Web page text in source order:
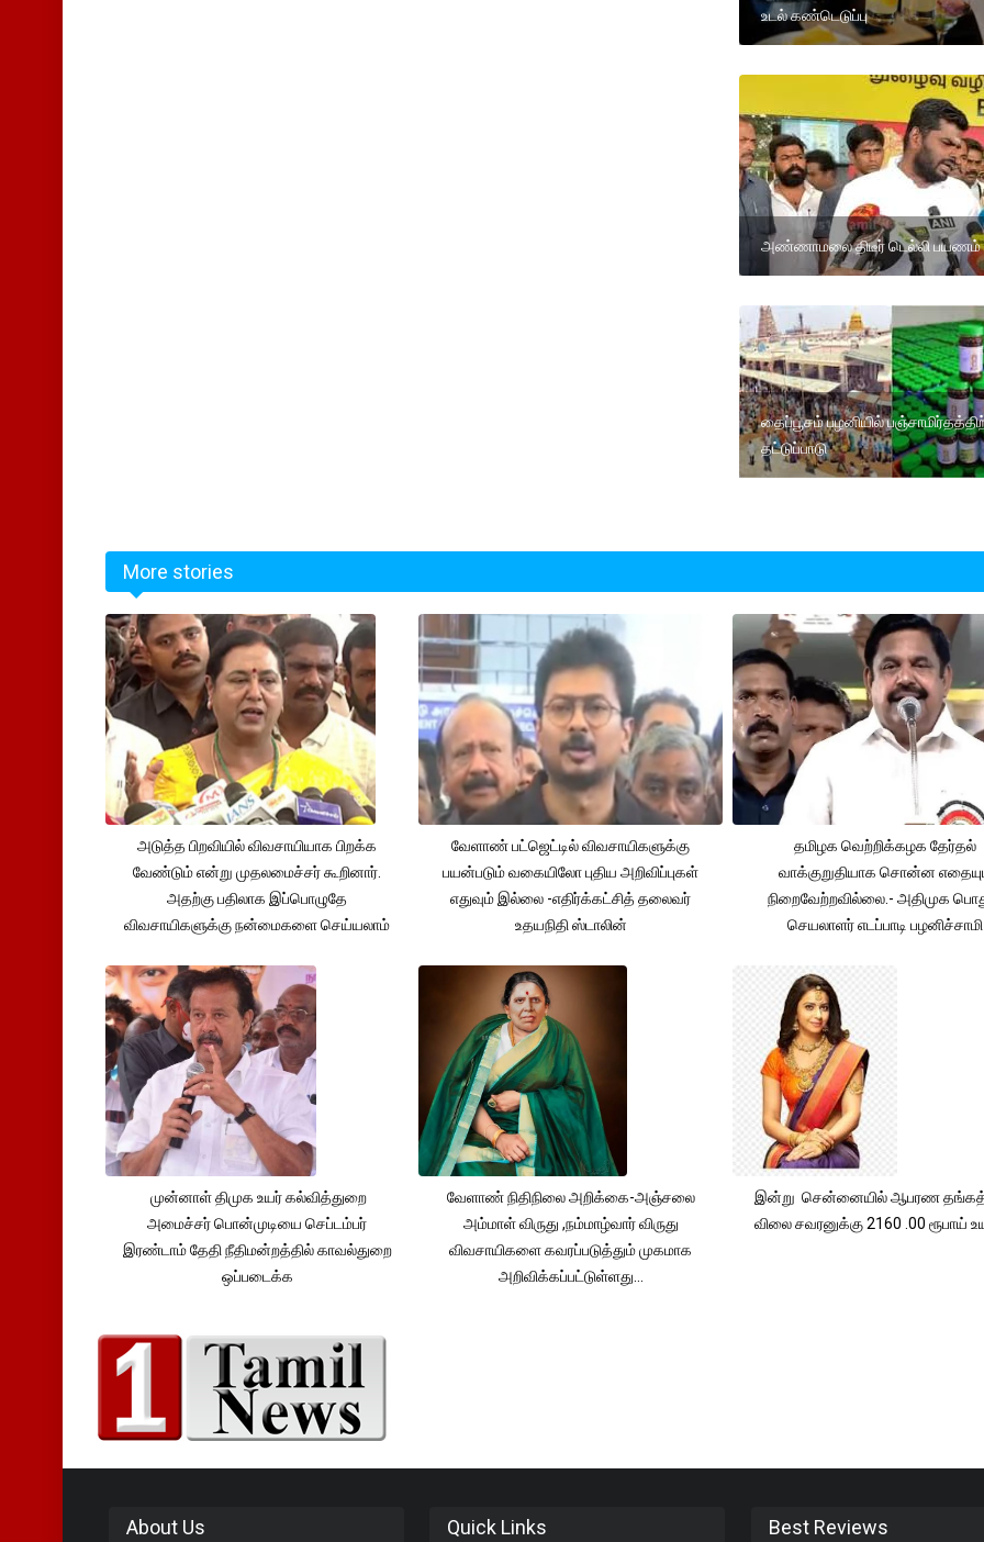
உடல் கண்டெடுப்பு
அண்ணாமலை திடீர் டெல்லி பயணம்
தைப்பூசம் பழனியில்
தட்டுப்பாடு
More stories
அடுத்த பிறவியில் விவசாயியாக பிறக்க
வேண்டும் என்று முதலமைச்சர் கூறினார்.
அதற்கு பதிலாக இப்பொழுதே
விவசாயிகளுக்கு நன்மைகளை செய்யலாம்
வேளாண் பட்ஜெட்டில் விவசாயிகளுக்கு
பயன்படும் வகையிலோ புதிய அறிவிப்புகள்
எதுவும் இல்லை -எதிர்க்கட்சித் தலைவர்
உதயநிதி ஸ்டாலின்
தமிழக வெற்றிக்கழக தேர்தல்
வாக்குறுதியாக சொன்ன
நிறைவேற்றவில்லை.- அதிமுக
செயலாளர் எடப்பாடி பழனிச்சாமி
முன்னாள் திமுக உயர் கல்வித்துறை
அமைச்சர் பொன்முடியை செப்டம்பர்
இரண்டாம் தேதி நீதிமன்றத்தில் காவல்துறை
ஒப்படைக்க
வேளாண் நிதிநிலை அறிக்கை-அஞ்சலை
அம்மாள் விருது ,நம்மாழ்வார் விருது
விவசாயிகளை கவரப்படுத்தும் முகமாக
அறிவிக்கப்பட்டுள்ளது...
இன்று சென்னையில் ஆபரண
விலை சவரனுக்கு 2160 .00 ரூபாய்
About Us Quick Links Best Reviews